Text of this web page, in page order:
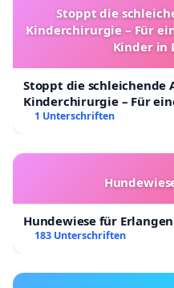
Stoppt die
Kinderchirurgie – Für
Kinder in
Stoppt die schleichende
Kinderchirurgie – Für
Kinder in Deutschland
1 Unterschriften
Hundewiese für Erlangen
183 Unterschriften